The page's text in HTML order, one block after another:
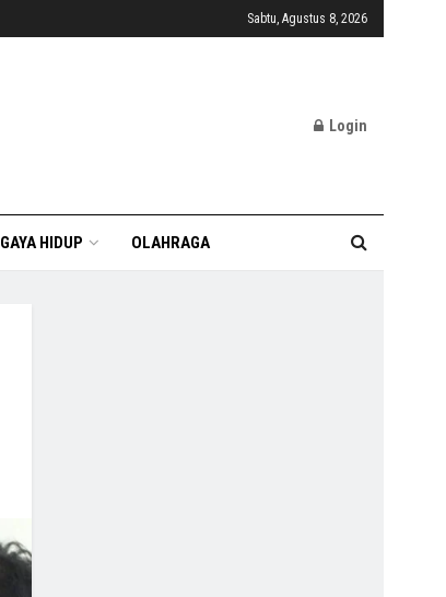
Sabtu, Agustus 8, 2026
Login
GAYA HIDUP OLAHRAGA